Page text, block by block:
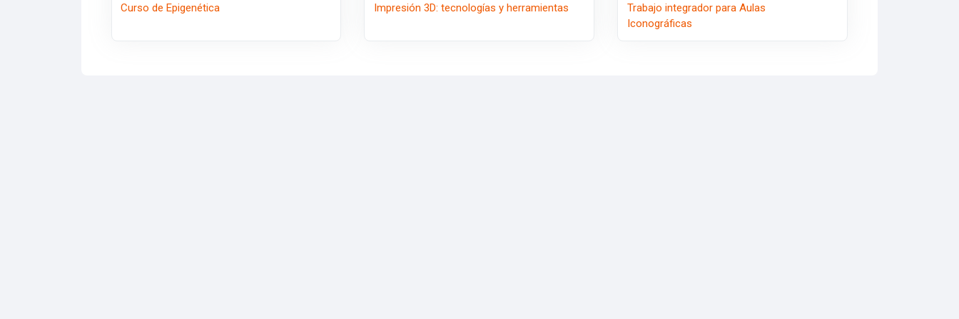
Curso de Epigenética Impresión 3D: tecnologías y herramientas
Trabajo integrador para Aulas
Iconográficas